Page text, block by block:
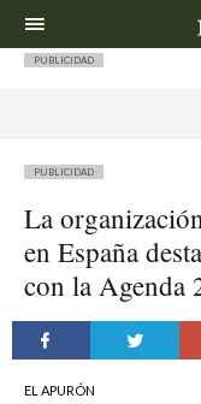
PUBLICIDAD
PUBLICIDAD
La
en España
con la Agenda
EL APURÓN